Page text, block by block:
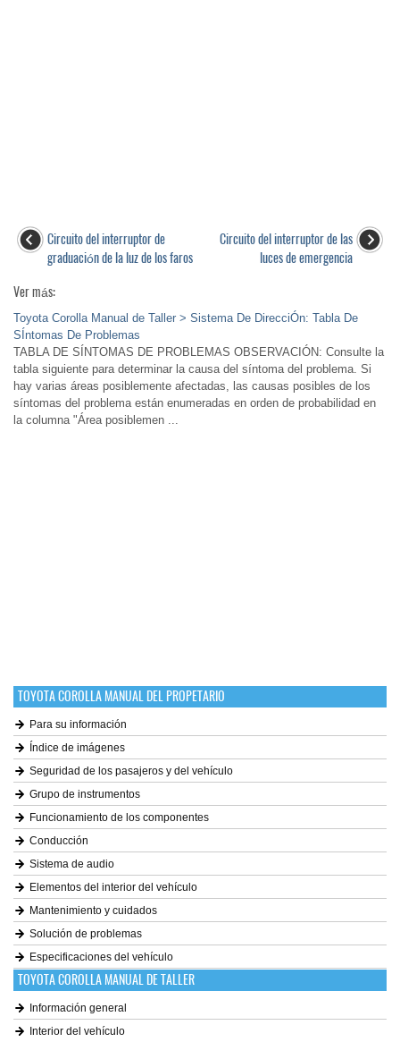
Circuito del interruptor de
graduación de la luz de los faros
Circuito del interruptor de las
luces de emergencia
Ver más:
Toyota Corolla Manual de Taller > Sistema De DirecciÓn: Tabla De
SÍntomas De Problemas
TABLA DE SÍNTOMAS DE PROBLEMAS OBSERVACIÓN: Consulte la
tabla siguiente para determinar la causa del síntoma del problema. Si
hay varias áreas posiblemente afectadas, las causas posibles de los
síntomas del problema están enumeradas en orden de probabilidad en
la columna "Área posiblemen ...
TOYOTA COROLLA MANUAL DEL PROPETARIO
Para su información
Índice de imágenes
Seguridad de los pasajeros y del vehículo
Grupo de instrumentos
Funcionamiento de los componentes
Conducción
Sistema de audio
Elementos del interior del vehículo
Mantenimiento y cuidados
Solución de problemas
Especificaciones del vehículo
TOYOTA COROLLA MANUAL DE TALLER
Información general
Interior del vehículo